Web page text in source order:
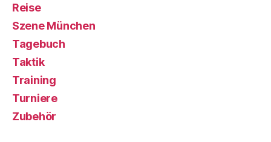
Reise
Szene München
Tagebuch
Taktik
Training
Turniere
Zubehör